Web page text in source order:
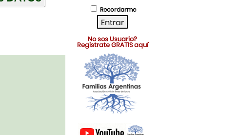
Recordarme
No sos Usuario?
Registrate GRATIS aquí